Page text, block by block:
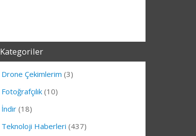
Kategoriler
Drone Çekimlerim (3)
Fotoğrafçılık (10)
İndir (18)
Teknoloji Haberleri (437)